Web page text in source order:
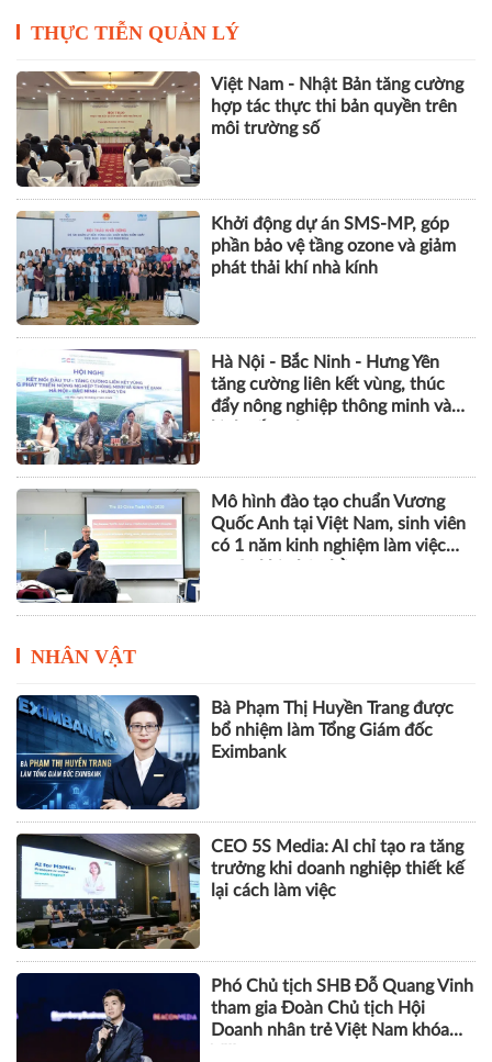
THỰC TIỄN QUẢN LÝ
Việt Nam - Nhật Bản tăng cường
hợp tác thực thi bản quyền trên
môi trường số
Khởi động dự án SMS-MP, góp
phần bảo vệ tầng ozone và giảm
phát thải khí nhà kính
Hà Nội - Bắc Ninh - Hưng Yên
tăng cường liên kết vùng, thúc
đẩy nông nghiệp thông minh và
Mô hình đào tạo chuẩn Vương
Quốc Anh tại Việt Nam, sinh viên
có 1 năm kinh nghiệm làm việc
NHÂN VẬT
Bà Phạm Thị Huyền Trang được
bổ nhiệm làm Tổng Giám đốc
Eximbank
CEO 5S Media: AI chỉ tạo ra tăng
trưởng khi doanh nghiệp thiết kế
lại cách làm việc
Phó Chủ tịch SHB Đỗ Quang Vinh
tham gia Đoàn Chủ tịch Hội
Doanh nhân trẻ Việt Nam khóa